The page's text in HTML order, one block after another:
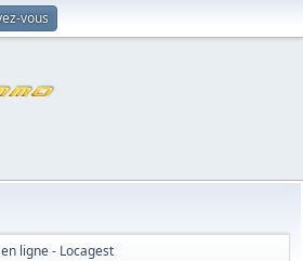
vous
ligne - Locagest